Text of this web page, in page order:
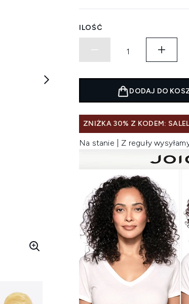
ILOŚĆ
DODAJ DO
ZNIŻKA 30% Z KODEM:
Na stanie | Z reguły